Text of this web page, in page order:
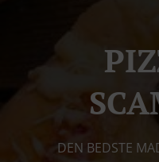
DEN BEDSTE